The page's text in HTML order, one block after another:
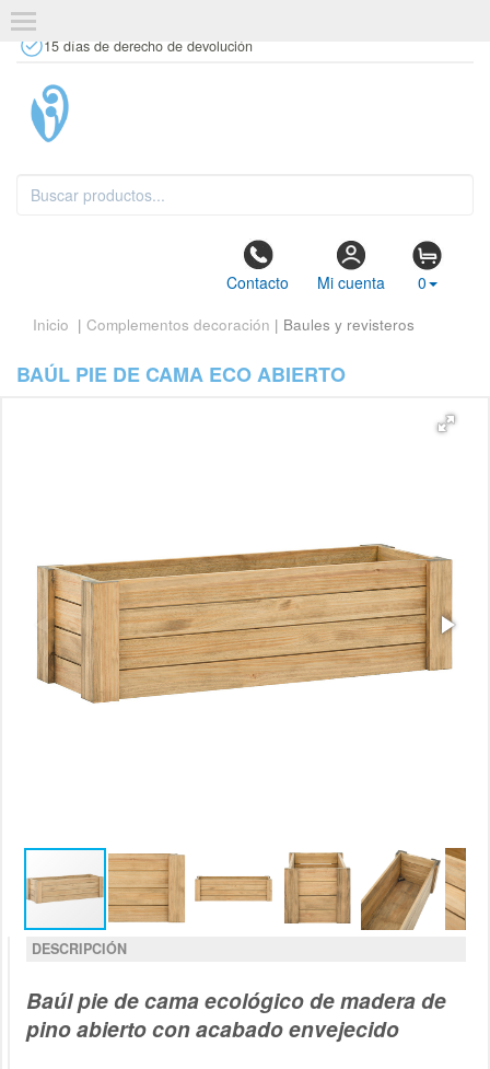
15 días de derecho de devolución
Contacto Mi cuenta 0
Inicio | Complementos decoración | Baules y revisteros
BAÚL PIE DE CAMA ECO ABIERTO
DESCRIPCIÓN
Baúl pie de cama ecológico de madera de
pino abierto con acabado envejecido